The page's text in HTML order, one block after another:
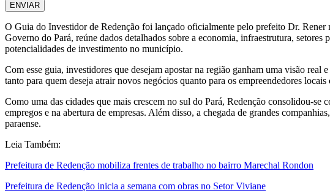
ENVIAR
O Guia do Investidor de Redenção foi lançado oficialmente pelo prefeito Dr.
Governo do Pará, reúne dados detalhados sobre a economia, infraestrutura,
potencialidades de investimento no município.
Com esse guia, investidores que desejam apostar na região ganham uma visão
tanto para quem deseja atrair novos negócios quanto para os empreendedores
Como uma das cidades que mais crescem no sul do Pará, Redenção consolidou-
empregos e na abertura de empresas. Além disso, a chegada de grandes
paraense.
Leia Também:
Prefeitura de Redenção mobiliza frentes de trabalho no bairro Marechal Rondon
Prefeitura de Redenção inicia a semana com obras no Setor Viviane